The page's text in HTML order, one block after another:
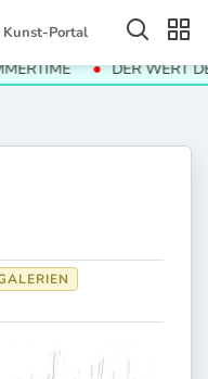
Kunst-Portal
DER WERT DER